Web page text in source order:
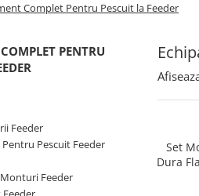
Complet Pentru Pescuit la Feeder
PENTRU
Feeder
Pescuit Feeder
Feeder
Set
Dura